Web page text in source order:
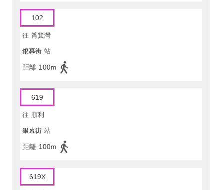
102
往 筲箕灣
銀幕街 站
距離 100m
619
往 順利
銀幕街 站
距離 100m
619X